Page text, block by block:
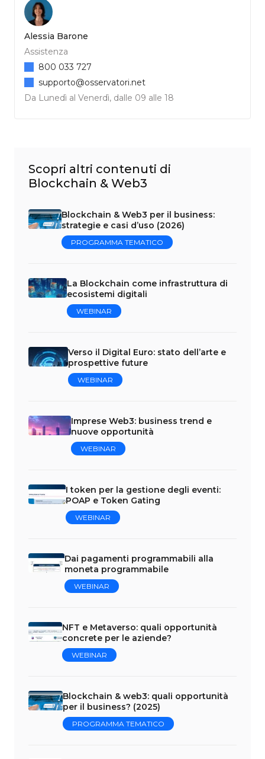
Alessia Barone
Assistenza
Da Lunedì al Venerdì, dalle 09 alle 18
800 033 727
supporto@osservatori.net
Scopri altri contenuti di
Blockchain & Web3
Blockchain & Web3 per il business:
strategie e casi d’uso (2026)
PROGRAMMA TEMATICO
La Blockchain come infrastruttura di
ecosistemi digitali
WEBINAR
Verso il Digital Euro: stato dell’arte e
prospettive future
WEBINAR
Imprese Web3: business trend e
nuove opportunità
WEBINAR
I token per la gestione degli eventi:
POAP e Token Gating
WEBINAR
Dai pagamenti programmabili alla
moneta programmabile
WEBINAR
NFT e Metaverso: quali opportunità
concrete per le aziende?
WEBINAR
Blockchain & web3: quali opportunità
per il business? (2025)
PROGRAMMA TEMATICO